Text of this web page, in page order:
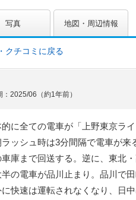
写真 地図・周辺情報
クチコミに戻る
：2025/06（約1年前）
に全ての電車が「上野東京ラ
ッシュ時は3分間隔で電車が来
庫まで回送する。逆に、東北
の電車が品川止まり。品川で
快速は運転されなくなり、日